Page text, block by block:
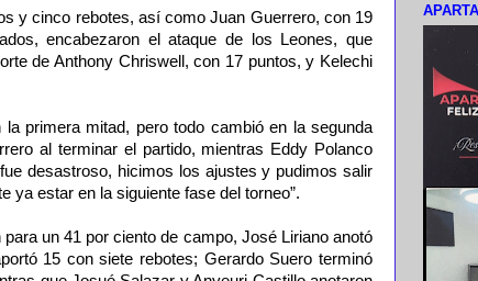
y cinco rebotes, así como Juan Guerrero, con 19
encabezaron el ataque de los Leones, que
de Anthony Chriswell, con 17 puntos, y Kelechi
la primera mitad, pero todo cambió en la segunda
al terminar el partido, mientras Eddy Polanco
desastroso, hicimos los ajustes y pudimos salir
ya estar en la siguiente fase del torneo”.
un 41 por ciento de campo, José Liriano anotó
15 con siete rebotes; Gerardo Suero terminó